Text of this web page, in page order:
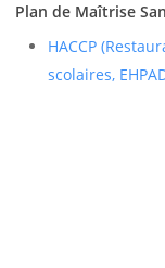
Plan de Maîtrise
HACCP
scolaires,